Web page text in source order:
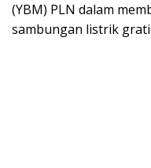
(YBM) PLN dalam
sambungan listrik